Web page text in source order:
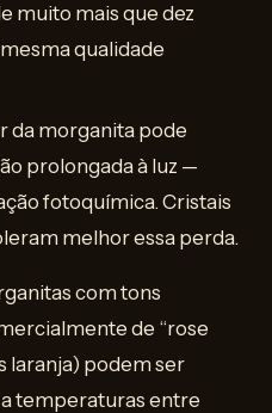
muito mais que dez
qualidade
da morganita pode
prolongada à luz —
fotoquímica. Cristais
melhor essa perda.
com tons
de “rose
laranja) podem ser
temperaturas entre